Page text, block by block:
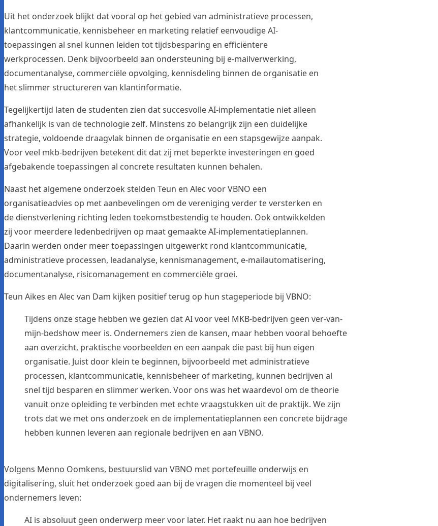
Uit het onderzoek blijkt dat vooral op het gebied van administratieve processen,
klantcommunicatie, kennisbeheer en marketing relatief eenvoudige AI-
toepassingen al snel kunnen leiden tot tijdsbesparing en efficiëntere
werkprocessen. Denk bijvoorbeeld aan ondersteuning bij e-mailverwerking,
documentanalyse, commerciële opvolging, kennisdeling binnen de organisatie en
het slimmer structureren van klantinformatie.
Tegelijkertijd laten de studenten zien dat succesvolle AI-implementatie niet alleen
afhankelijk is van de technologie zelf. Minstens zo belangrijk zijn een duidelijke
strategie, voldoende draagvlak binnen de organisatie en een stapsgewijze aanpak.
Voor veel mkb-bedrijven betekent dit dat zij met beperkte investeringen en goed
afgebakende toepassingen al concrete resultaten kunnen behalen.
Naast het algemene onderzoek stelden Teun en Alec voor VBNO een
organisatieadvies op met aanbevelingen om de vereniging verder te versterken en
de dienstverlening richting leden toekomstbestendig te houden. Ook ontwikkelden
zij voor meerdere ledenbedrijven op maat gemaakte AI-implementatieplannen.
Daarin werden onder meer toepassingen uitgewerkt rond klantcommunicatie,
administratieve processen, leadanalyse, kennismanagement, e-mailautomatisering,
documentanalyse, risicomanagement en commerciële groei.
Teun Aikes en Alec van Dam kijken positief terug op hun stageperiode bij VBNO:
Tijdens onze stage hebben we gezien dat AI voor veel MKB-bedrijven geen ver-van-
mijn-bedshow meer is. Ondernemers zien de kansen, maar hebben vooral behoefte
aan overzicht, praktische voorbeelden en een aanpak die past bij hun eigen
organisatie. Juist door klein te beginnen, bijvoorbeeld met administratieve
processen, klantcommunicatie, kennisbeheer of marketing, kunnen bedrijven al
snel tijd besparen en slimmer werken. Voor ons was het waardevol om de theorie
vanuit onze opleiding te verbinden met echte vraagstukken uit de praktijk. We zijn
trots dat we met ons onderzoek en de implementatieplannen een concrete bijdrage
hebben kunnen leveren aan regionale bedrijven en aan VBNO.
Volgens Menno Oomkens, bestuurslid van VBNO met portefeuille onderwijs en
digitalisering, sluit het onderzoek goed aan bij de vragen die momenteel bij veel
ondernemers leven:
AI is absoluut geen onderwerp meer voor later. Het raakt nu aan hoe bedrijven